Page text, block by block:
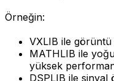
Örneğin:
VXLIB ile görüntü
MATHLIB ile
yüksek
DSPLIB ile sinyal